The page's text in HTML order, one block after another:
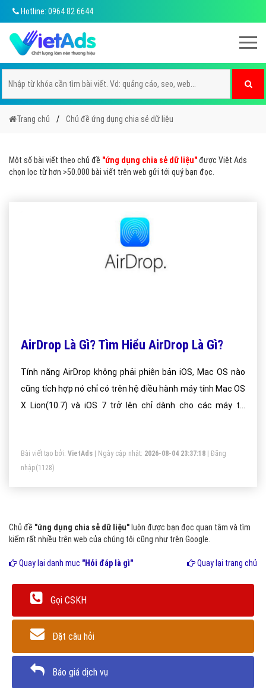
Hotline: 0964 82 6644
Trang chủ Chủ đề ứng dụng chia sẻ dữ liệu
Một số bài viết theo chủ đề "ứng dụng chia sẻ dữ liệu"được Việt Ads
chọn lọc từ hơn >50.000 bài viết trên web gửi tới quý bạn đọc.
AirDrop Là Gì? Tìm Hiểu AirDrop Là Gì?
Tính năng AirDrop không phải phiên bản iOS, Mac OS nào
cũng tích hợp nó chỉ có trên hệ điều hành máy tính Mac OS
X Lion(10.7) và iOS 7 trở lên chỉ dành cho các máy từ
này.
Bài viết tạo bởi: VietAds | Ngày cập nhật: 2026-08-04 23:37:18
Đăng
nhập(1128)
Chủ đề "ứng dụng chia sẻ dữ liệu" luôn được bạn đọc quan tâm và tìm
kiếm rất nhiều trên web của chúng tôi cũng như trên Google.
Quay lại danh mục "Hỏi đáp là gì" Quay lại trang chủ
Gọi CSKH
Đặt câu hỏi
Báo giá dịch vụ